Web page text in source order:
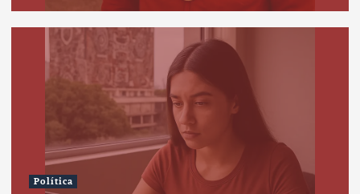
Política